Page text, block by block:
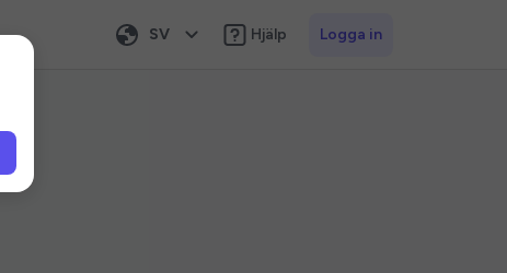
SV Hjälp Logga in